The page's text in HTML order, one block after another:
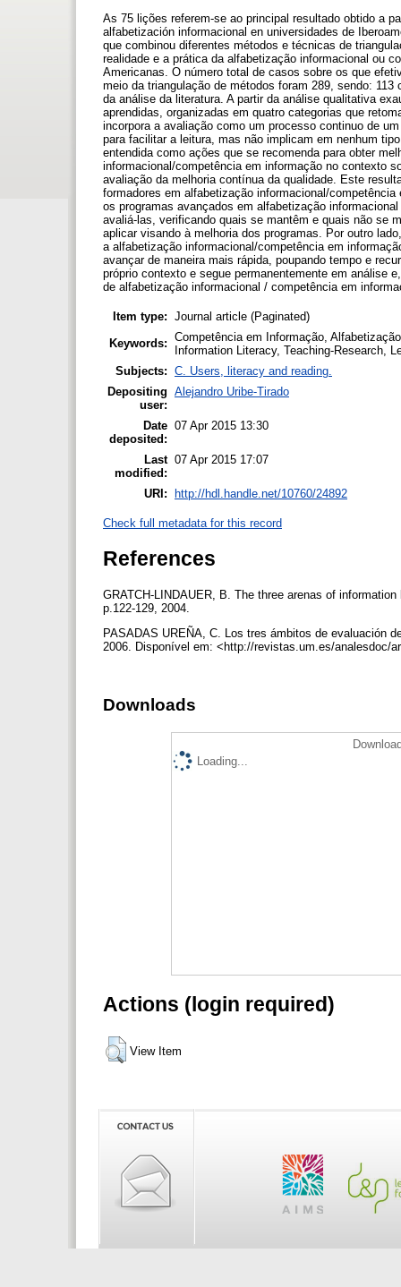
As 75 lições referem-se ao principal resultado obtido a
alfabetización informacional en universidades de
que combinou diferentes métodos e técnicas de
realidade e a prática da alfabetização informacional ou
Americanas. O número total de casos sobre os que
meio da triangulação de métodos foram 289, sendo:
da análise da literatura. A partir da análise qualitativa
aprendidas, organizadas em quatro categorias que
incorpora a avaliação como um processo continuo de
para facilitar a leitura, mas não implicam em nenhum
entendida como ações que se recomenda para obter
informacional/competência em informação no contexto
avaliação da melhoria contínua da qualidade. Este
formadores em alfabetização informacional/
os programas avançados em alfabetização
avaliá-las, verificando quais se mantêm e quais não se
aplicar visando à melhoria dos programas. Por outro
a alfabetização informacional/competência em
avançar de maneira mais rápida, poupando tempo e
próprio contexto e segue permanentemente em análise
de alfabetização informacional / competência em
Item type: Journal article (Paginated)
Keywords: Competência em Informação,
Information Literacy, Teaching-Research,
Subjects: C. Users, literacy and reading.
Depositing
user:
Alejandro Uribe-Tirado
Date
deposited:
07 Apr 2015 13:30
Last
modified:
07 Apr 2015 17:07
URI: http://hdl.handle.net/10760/24892
Check full metadata for this record
References
GRATCH-LINDAUER, B. The three arenas of
p.122-129, 2004.
PASADAS UREÑA, C. Los tres ámbitos de evaluación
2006. Disponível em: <http://revistas.um.es/analesdoc/
Downloads
Loading...
Actions (login required)
View Item